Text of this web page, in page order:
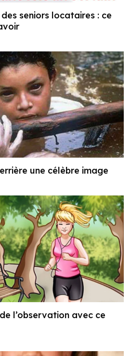
seniors locataires : ce
une célèbre image
l’observation avec ce